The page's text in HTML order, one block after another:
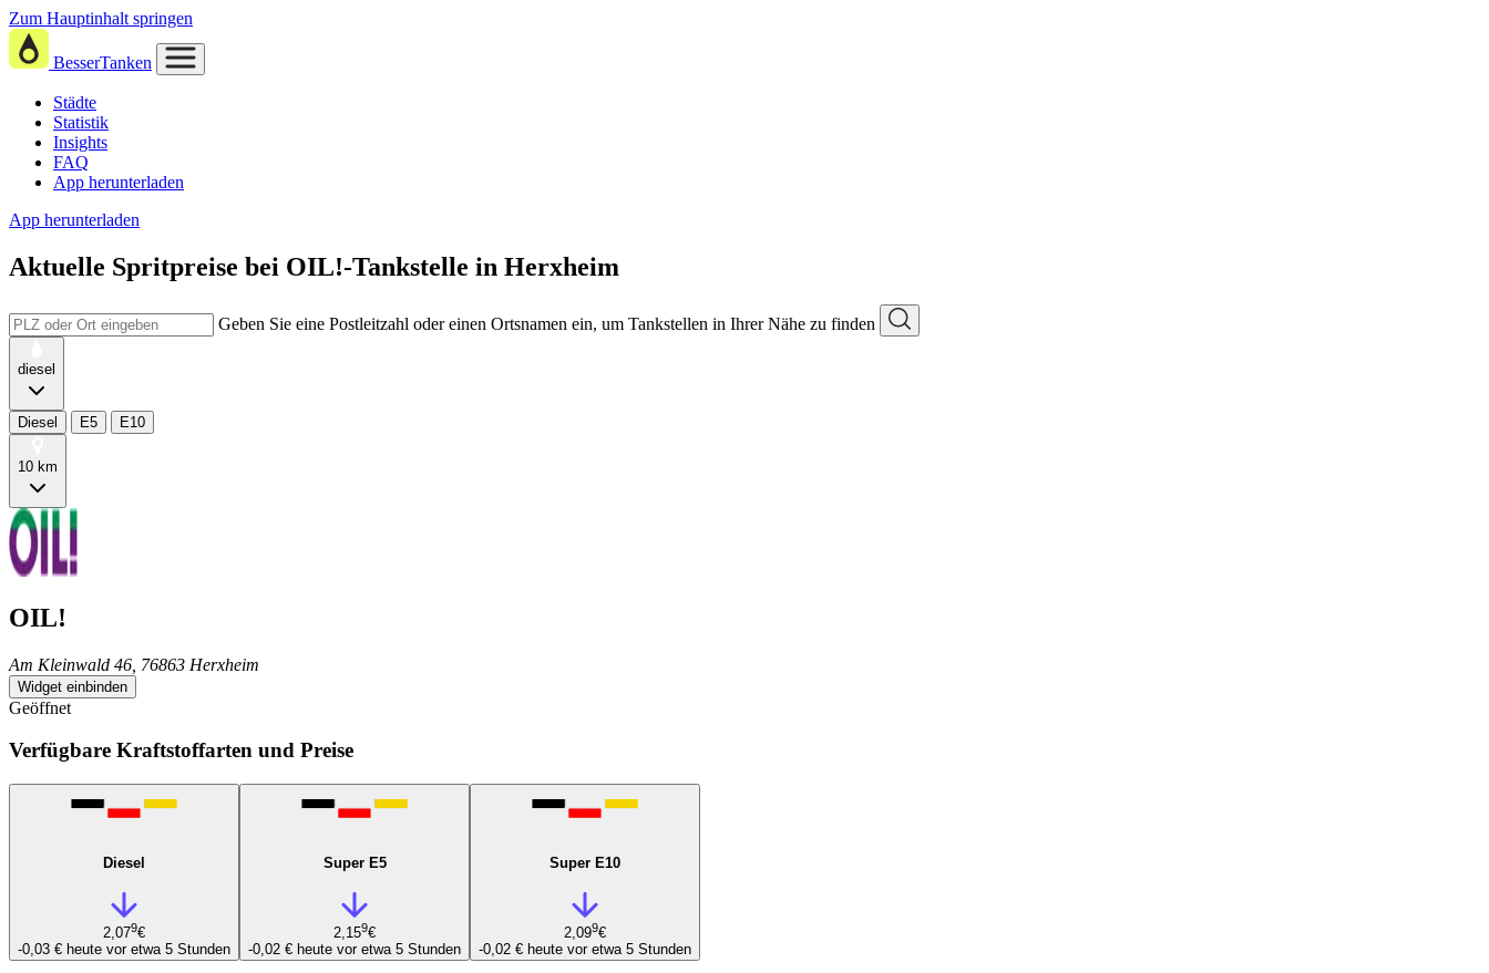
Zum Hauptinhalt springen
BesserTanken
Städte
Statistik
Insights
FAQ
App herunterladen
App herunterladen
Aktuelle Spritpreise bei OIL!-Tankstelle in Herxheim
Geben Sie eine Postleitzahl oder einen Ortsnamen ein, um Tankstellen in Ihrer Nähe zu finden
diesel
Diesel E5 E10
10 km
OIL!
Am Kleinwald 46, 76863 Herxheim
Widget einbinden
Geöffnet
Verfügbare Kraftstoffarten und Preise
Diesel
2,079€
-0,03 € heute vor etwa 5 Stunden
Super E5
2,159€
-0,02 € heute vor etwa 5 Stunden
Super E10
2,099€
-0,02 € heute vor etwa 5 Stunden